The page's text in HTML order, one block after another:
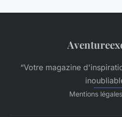
“Votre magazine
Mentions légales